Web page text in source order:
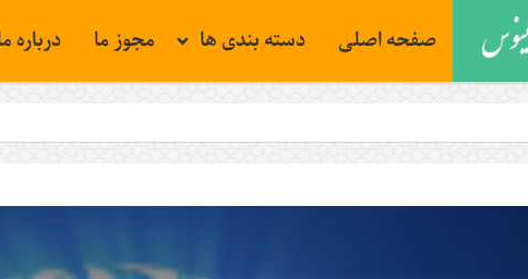
صفحه اصلی دسته بندی ها مجوز ما درباره